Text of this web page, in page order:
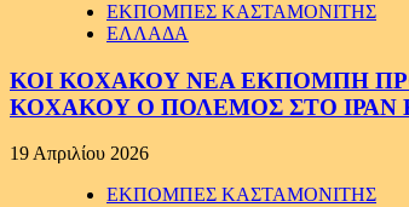
ΕΚΠΟΜΠΕΣ ΚΑΣΤΑΜΟΝΙΤΗΣ
ΕΛΛΑΔΑ
ΚΟΙ ΚΟΧΑΚΟΥ ΝΕΑ ΕΚΠΟΜΠΗ
ΚΟΧΑΚΟΥ Ο ΠΟΛΕΜΟΣ ΣΤΟ ΙΡΑΝ
19 Απριλίου 2026
ΕΚΠΟΜΠΕΣ ΚΑΣΤΑΜΟΝΙΤΗΣ